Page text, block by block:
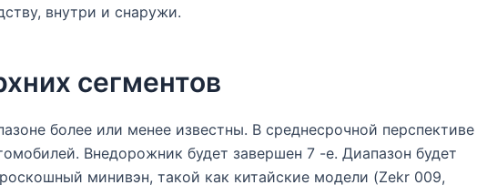
внутри и снаружи.
сегментов
более или менее известны. В среднесрочной перспективе
Внедорожник будет завершен 7 -е. Диапазон будет
минивэн, такой как китайские модели (Zekr 009,